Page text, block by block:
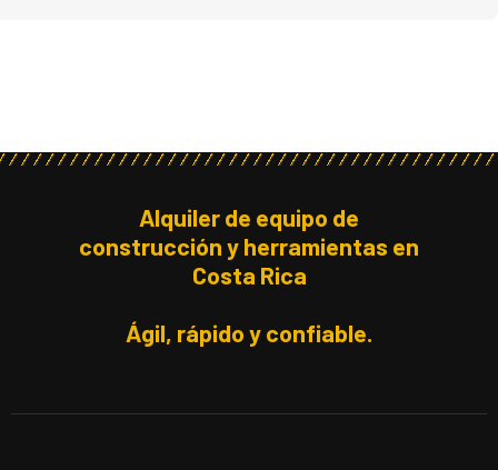
Alquiler de equipo de
construcción y herramientas en
Costa Rica
Ágil, rápido y confiable.